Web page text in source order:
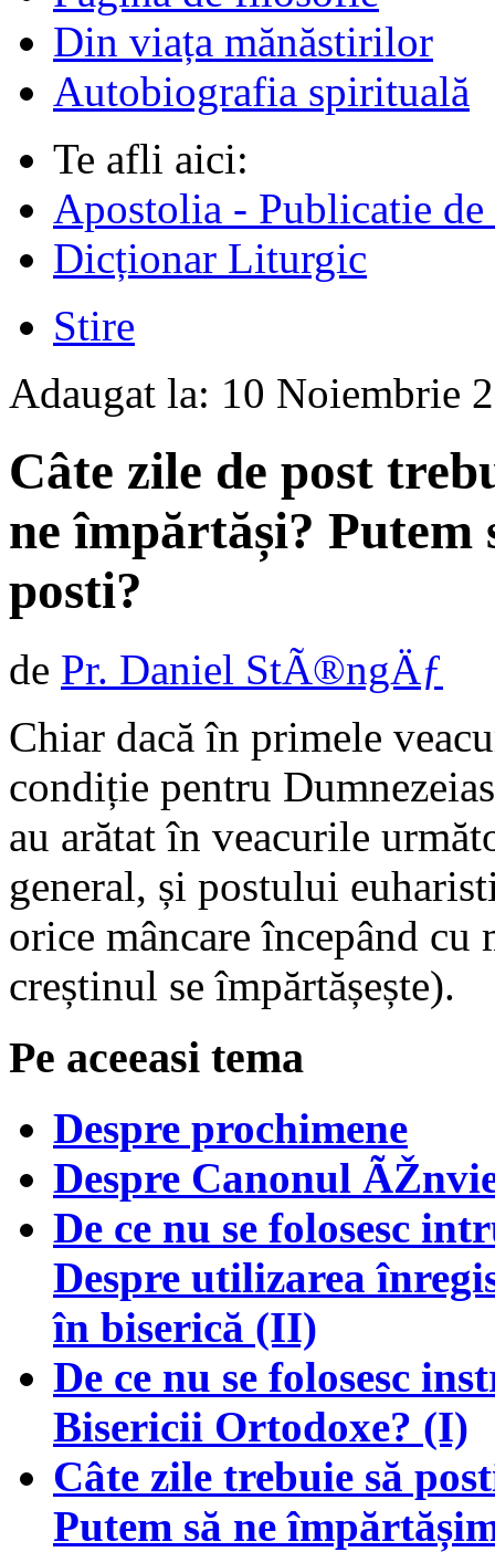
Din viața mănăstirilor
Autobiografia spirituală
Te afli aici:
Apostolia - Publicatie
Dicționar Liturgic
Stire
Adaugat la: 10 Noiembrie
Câte zile de post
ne împărtăși?
posti?
de Pr. Daniel StÃ®ngÄƒ
Chiar dacă în primele
condiție pentru
au arătat în veacurile
general, și postului
orice mâncare începând
creștinul se împărtășește).
Pe aceeasi tema
Despre prochimene
Despre Canonul
De ce nu se folosesc
Despre utilizarea
în biserică (II)
De ce nu se folosesc
Bisericii Ortodoxe? (I)
Câte zile trebuie să
Putem să ne